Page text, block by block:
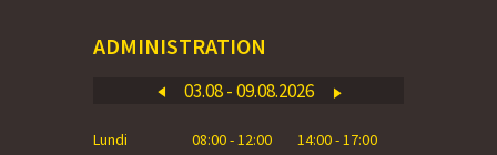
ADMINISTRATION
03.08 - 09.08.2026
Lundi 08:00 - 12:00
14:00 - 17:00